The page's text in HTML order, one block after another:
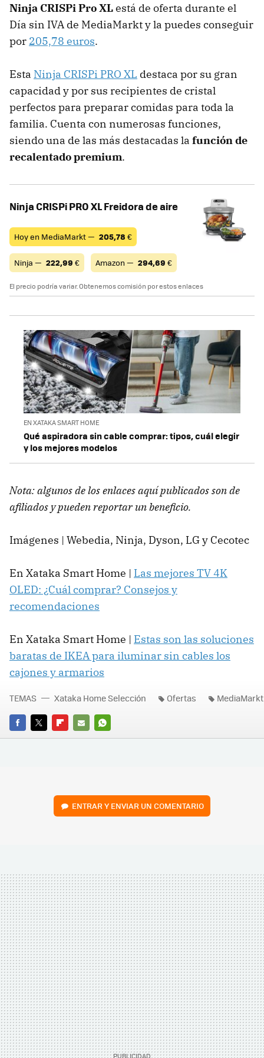
Ninja CRISPi Pro XLestá de oferta durante el
Día sin IVA de MediaMarkt y la puedes conseguir
por 205,78 euros.
Esta Ninja CRISPi PRO XL destaca por su gran
capacidad y por sus recipientes de cristal
perfectos para preparar comidas para toda la
familia. Cuenta con numerosas funciones,
siendo una de las más destacadas la función de
recalentado premium.
Ninja CRISPi PRO XL Freidora de aire
Hoy en MediaMarkt — 205,78 €
Ninja — 222,99 € Amazon — 294,69 €
El precio podría variar. Obtenemos comisión por estos enlaces
EN XATAKA SMART HOME
Qué aspiradora sin cable comprar: tipos, cuál elegir
y los mejores modelos
Nota: algunos de los enlaces aquí publicados son de
afiliados y pueden reportar un beneficio.
Imágenes | Webedia, Ninja, Dyson, LG y Cecotec
En Xataka Smart Home | Las mejores TV 4K
OLED: ¿Cuál comprar? Consejos y
recomendaciones
En Xataka Smart Home | Estas son las soluciones
baratas de IKEA para iluminar sin cables los
cajones y armarios
FACEBOOK
TWITTERFLIPBOARD
E-
WHATSAPP
TEMAS Xataka Home Selección Ofertas MediaMarkt
ENTRAR Y ENVIAR UN COMENTARIO